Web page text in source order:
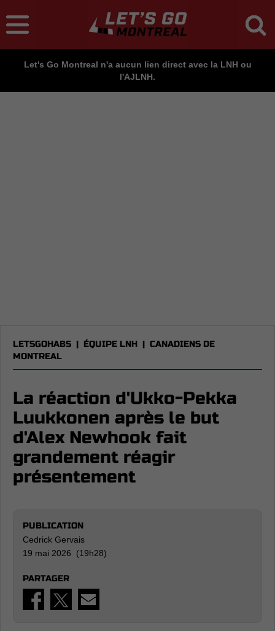
Let's Go Montreal n'a aucun lien direct avec la LNH ou
l'AJLNH.
LETSGOHABS | ÉQUIPE LNH | CANADIENS DE
MONTREAL
La réaction d'Ukko-Pekka
Luukkonen après le but
d'Alex Newhook fait
grandement réagir
présentement
PUBLICATION
Cedrick Gervais
19 mai 2026 (19h28)
PARTAGER